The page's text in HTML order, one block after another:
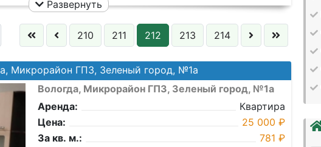
Цена:
Этаж:
Развернуть
210 211 212 213 214
Микрорайон ГПЗ, Зеленый город, №1а
Вологда, Микрорайон ГПЗ, Зеленый город, №1а
Аренда:
Квартира
Цена:
25 000 ₽
За кв. м.:
781 ₽